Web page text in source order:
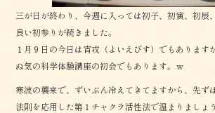
三が日が終わり、今週に入っては初子、初寅、初辰
良い初参りが続きました。
１月９日の今日は宵戎（よいえびす）でもあります
ぬ気の科学体験講座の初会でもあります。ｗ
寒波の襲来で、ずいぶん冷えてきてますから、先ず
法則を応用した第１チャクラ活性法で温まりましょう